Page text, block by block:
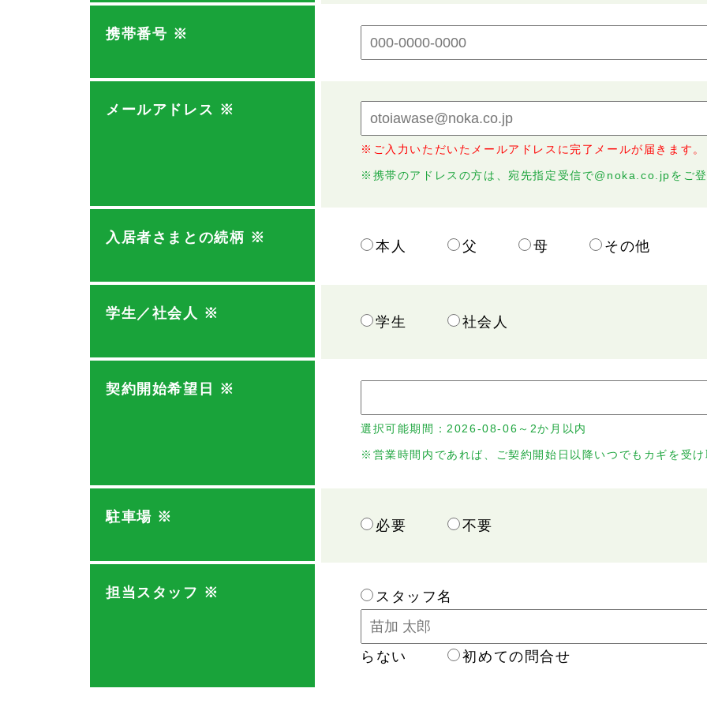
携帯番号 ※
メールアドレス ※
※ご入力いただいたメールアドレスに完了メールが届きます。
※携帯のアドレスの方は、宛先指定受信で@noka.co.jpをご登
入居者さまとの続柄 ※
本人 父 母 その他
学生／社会人 ※
学生 社会人
契約開始希望日 ※
選択可能期間： 2026-08-06～2か月以内
※営業時間内であれば、ご契約開始日以降いつでもカギを受け
駐車場 ※
必要 不要
担当スタッフ ※
スタッフ名
らない
初めての問合せ